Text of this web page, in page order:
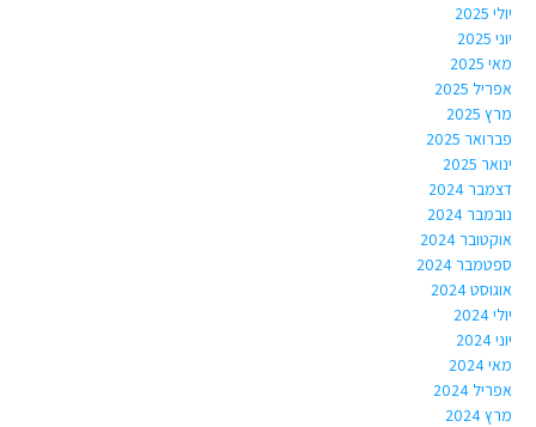
יולי 2025
יוני 2025
מאי 2025
אפריל 2025
מרץ 2025
פברואר 2025
ינואר 2025
דצמבר 2024
נובמבר 2024
אוקטובר 2024
ספטמבר 2024
אוגוסט 2024
יולי 2024
יוני 2024
מאי 2024
אפריל 2024
מרץ 2024